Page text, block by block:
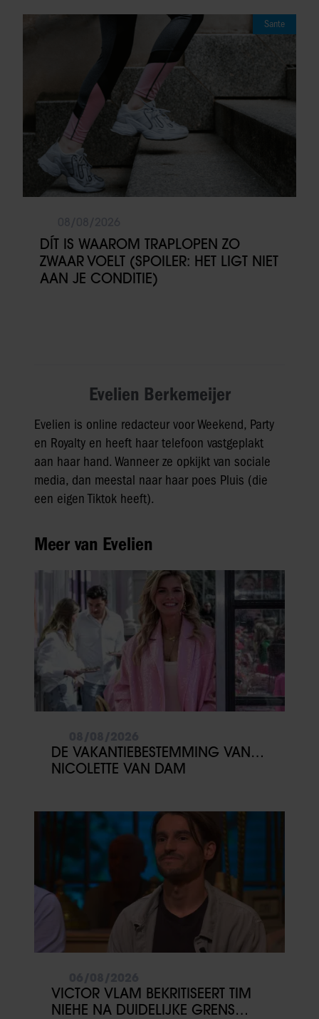
Sante
DÍT IS WAAROM TRAPLOPEN ZO
ZWAAR VOELT (SPOILER: HET LIGT NIET
AAN JE CONDITIE)
Evelien Berkemeijer
Evelien is online redacteur voor Weekend, Party
en Royalty en heeft haar telefoon vastgeplakt
aan haar hand. Wanneer ze opkijkt van sociale
media, dan meestal naar haar poes Pluis (die
een eigen Tiktok heeft).
Meer van Evelien
DE VAKANTIEBESTEMMING VAN…
NICOLETTE VAN DAM
VICTOR VLAM BEKRITISEERT TIM
NIEHE NA DUIDELIJKE GRENS